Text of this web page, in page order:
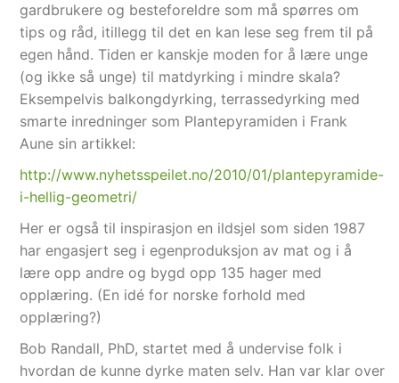
gardbrukere og besteforeldre som må spørres om
tips og råd, itillegg til det en kan lese seg frem til på
egen hånd. Tiden er kanskje moden for å lære unge
(og ikke så unge) til matdyrking i mindre skala?
Eksempelvis balkongdyrking, terrassedyrking med
smarte inredninger som Plantepyramiden i Frank
Aune sin artikkel:
http://www.nyhetsspeilet.no/2010/01/plantepyramide-
i-hellig-geometri/
Her er også til inspirasjon en ildsjel som siden 1987
har engasjert seg i egenproduksjon av mat og i å
lære opp andre og bygd opp 135 hager med
opplæring. (En idé for norske forhold med
opplæring?)
Bob Randall, PhD, startet med å undervise folk i
hvordan de kunne dyrke maten selv. Han var klar over